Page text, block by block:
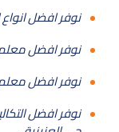
نوفر افضل
نوفر افضل
نوفر افضل
نوفر افضل